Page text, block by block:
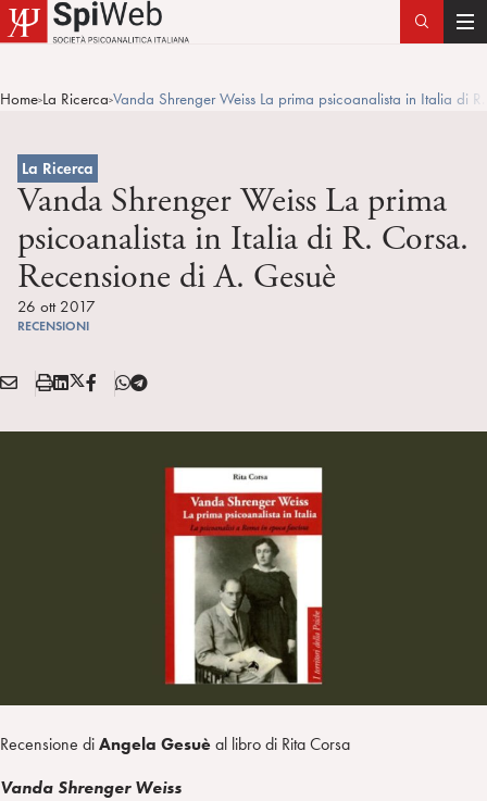
T
g
v
Home>La Ricerca>Vanda Shrenger Weiss La prima psicoanalista in Italia di
La Ricerca
Vanda Shrenger Weiss La prima
psicoanalista in Italia di R. Corsa.
Recensione di A. Gesuè
26 ott 2017
RECENSIONI
Condividi:
E
A
S
a
L
n
X
T
F
T
l
Recensione di Angela Gesuè al libro di Rita Corsa
Vanda Shrenger Weiss